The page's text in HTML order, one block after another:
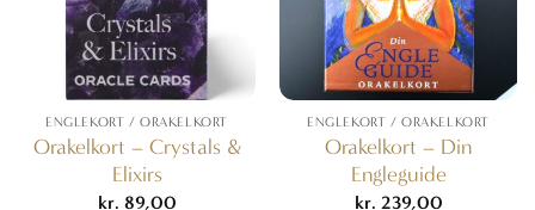
ENGLEKORT / ORAKELKORT
Orakelkort – Crystals &
Elixirs
kr. 89,00
ENGLEKORT / ORAKELKORT
Orakelkort – Din
Engleguide
kr. 239,00